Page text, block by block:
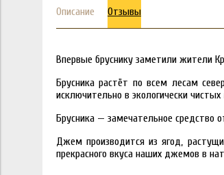
Описание Отзывы
Впервые бруснику заметили жители
Брусника растёт по всем лесам
исключительно в экологически чистых
Брусника — замечательное средство
Джем производится из ягод,
прекрасного вкуса наших джемов в